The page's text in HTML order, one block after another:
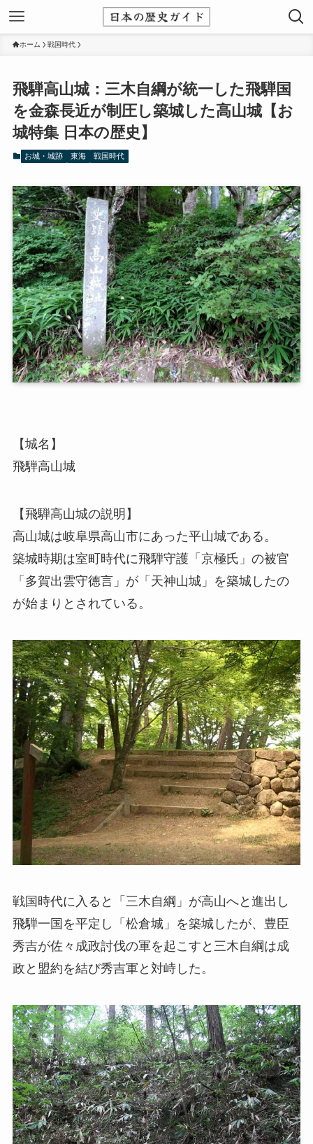
ホーム 戦国時代
飛騨高山城：三木自綱が統一した飛騨国
を金森長近が制圧し築城した高山城【お
城特集 日本の歴史】
お城・城跡 東海 戦国時代
【城名】
飛騨高山城
【飛騨高山城の説明】
高山城は岐阜県高山市にあった平山城である。
築城時期は室町時代に飛騨守護「京極氏」の被官
「多賀出雲守徳言」が「天神山城」を築城したの
が始まりとされている。
戦国時代に入ると「三木自綱」が高山へと進出し
飛騨一国を平定し「松倉城」を築城したが、豊臣
秀吉が佐々成政討伐の軍を起こすと三木自綱は成
政と盟約を結び秀吉軍と対峙した。